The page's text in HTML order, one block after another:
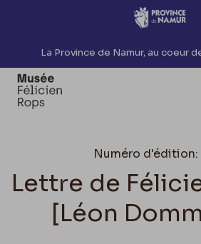
Accèder directement au
La Province de Namur, au coeur
Numéro d'édition:
Lettre de
[Léon